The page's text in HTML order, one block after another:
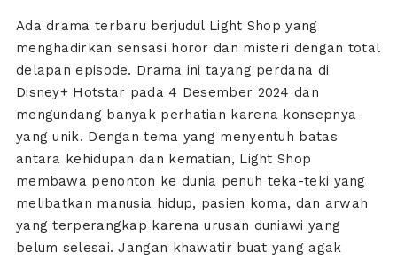
Ada drama terbaru berjudul Light Shop yang
menghadirkan sensasi horor dan misteri dengan total
delapan episode. Drama ini tayang perdana di
Disney+ Hotstar pada 4 Desember 2024 dan
mengundang banyak perhatian karena konsepnya
yang unik. Dengan tema yang menyentuh batas
antara kehidupan dan kematian, Light Shop
membawa penonton ke dunia penuh teka-teki yang
melibatkan manusia hidup, pasien koma, dan arwah
yang terperangkap karena urusan duniawi yang
belum selesai. Jangan khawatir buat yang agak